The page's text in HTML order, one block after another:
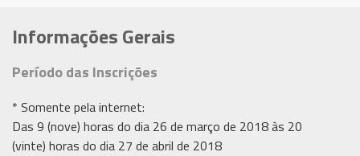
Informações Gerais
Período das Inscrições
* Somente pela internet:
Das 9 (nove) horas do dia 26 de março de 2018 às 20
(vinte) horas do dia 27 de abril de 2018